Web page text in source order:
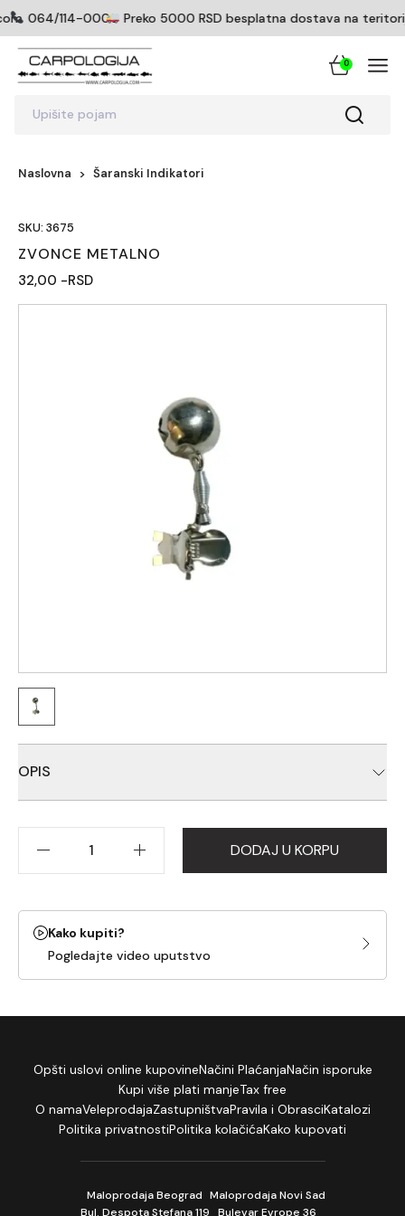
064/114-0005Preko 5000 RSD besplatna dostava na
Upišite pojam
0
Naslovna Šaranski Indikatori
SKU: 3675
ZVONCE METALNO
32,00 -RSD
OPIS
vrh štapa.
DODAJ U KORPU
Kako kupiti?
Pogledajte video uputstvo
Opšti uslovi online kupovineNačini PlaćanjaNačin isporuke
Kupi više plati manjeTax free
O namaVeleprodajaZastupništvaPravila i ObrasciKatalozi
Politika privatnostiPolitika kolačićaKako kupovati
Maloprodaja Beograd
Bul. Despota Stefana 119
Maloprodaja Novi Sad
Bulevar Evrope 36